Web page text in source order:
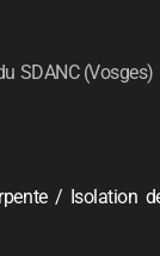
SDANC (Vosges)
/ Isolation